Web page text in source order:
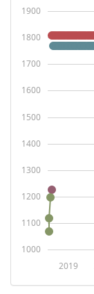
2019
1000
1100
1200
1300
1400
1500
1600
1700
1800
1900